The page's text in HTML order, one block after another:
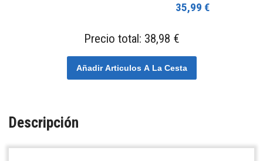
35,99 €
Precio total: 38,98 €
Añadir Articulos A La Cesta
Descripción